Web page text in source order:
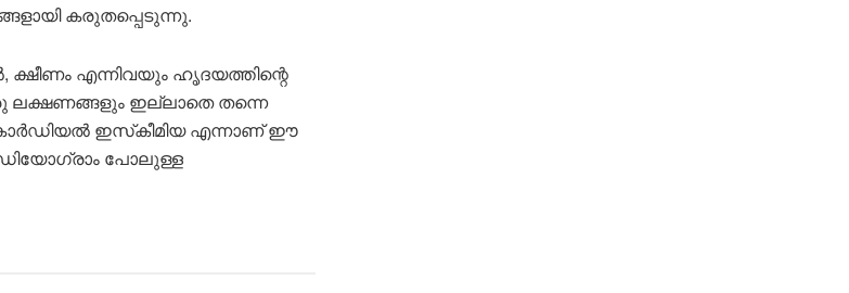
കരുതപ്പെടുന്നു.
ക്ഷീണം എന്നിവയും ഹൃദയത്തിന്റെ
ഇല്ലാതെ തന്നെ
ഇസ്‌കീമിയ എന്നാണ് ഈ
പോലുള്ള